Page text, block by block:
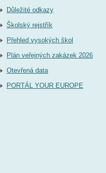
Důležité odkazy
Školský rejstřík
Přehled vysokých škol
Plán veřejných zakázek 2026
Otevřená data
PORTÁL YOUR EUROPE